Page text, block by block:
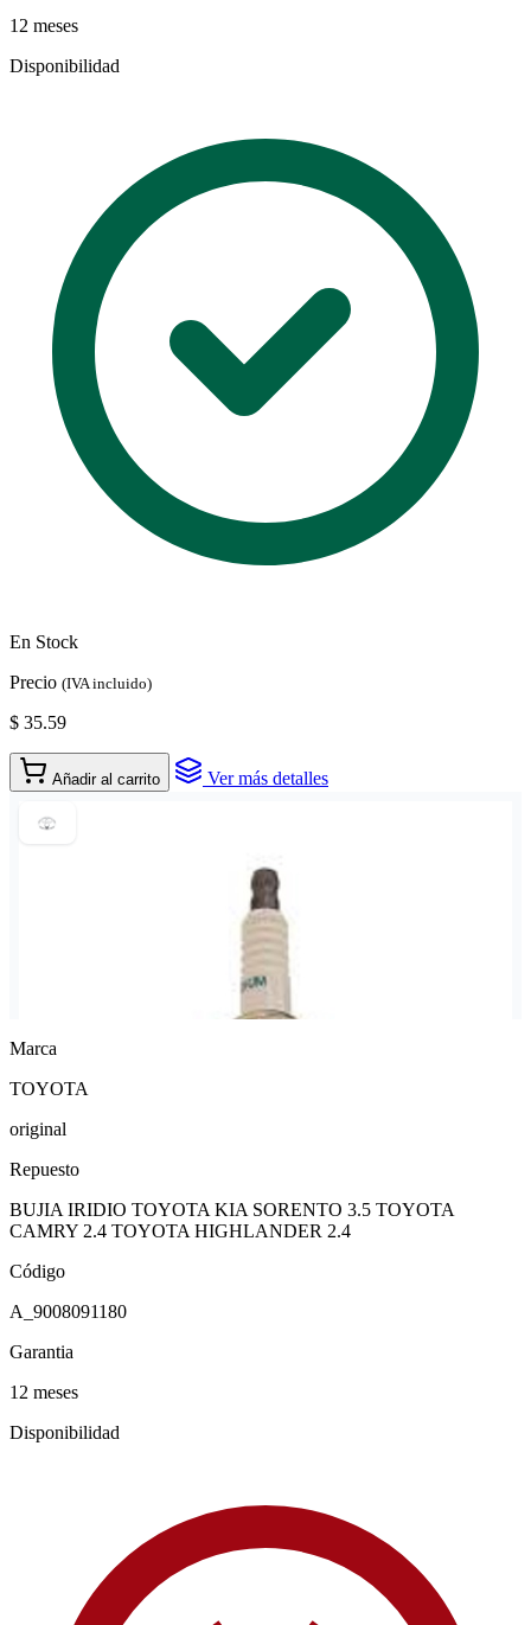
12 meses
Disponibilidad
En Stock
Precio (IVA incluido)
$ 35.59
Añadir al carrito Ver más detalles
Marca
TOYOTA
original
Repuesto
BUJIA IRIDIO TOYOTA KIA SORENTO 3.5 TOYOTA
CAMRY 2.4 TOYOTA HIGHLANDER 2.4
Código
A_9008091180
Garantia
12 meses
Disponibilidad